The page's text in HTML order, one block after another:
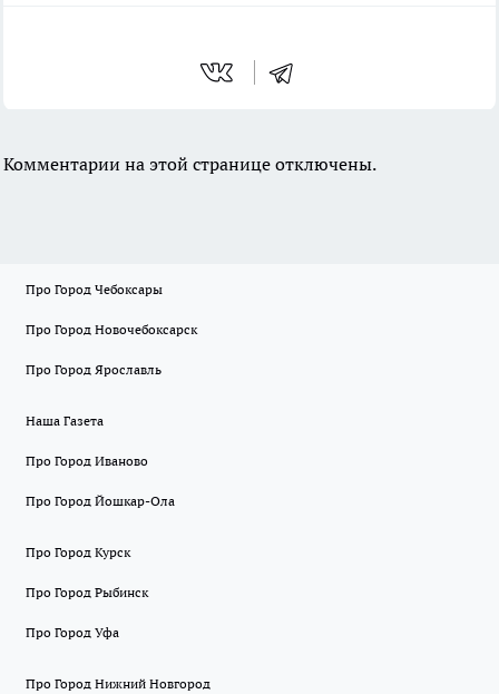
Комментарии на этой странице отключены.
Про Город Чебоксары
Про Город Новочебоксарск
Про Город Ярославль
Наша Газета
Про Город Иваново
Про Город Йошкар-Ола
Про Город Курск
Про Город Рыбинск
Про Город Уфа
Про Город Нижний Новгород